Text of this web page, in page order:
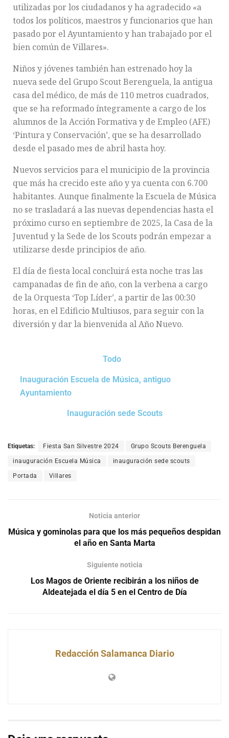
utilizadas por los ciudadanos y ha agradecido «a
todos los políticos, maestros y funcionarios que han
pasado por el Ayuntamiento y han trabajado por el
bien común de Villares».
Niños y jóvenes también han estrenado hoy la
nueva sede del Grupo Scout Berenguela, la antigua
casa del médico, de más de 110 metros cuadrados,
que se ha reformado íntegramente a cargo de los
alumnos de la Acción Formativa y de Empleo (AFE)
‘Pintura y Conservación’, que se ha desarrollado
desde el pasado mes de abril hasta hoy.
Nuevos servicios para el municipio de la provincia
que más ha crecido este año y ya cuenta con 6.700
habitantes. Aunque finalmente la Escuela de Música
no se trasladará a las nuevas dependencias hasta el
próximo curso en septiembre de 2025, la Casa de la
Juventud y la Sede de los Scouts podrán empezar a
utilizarse desde principios de año.
El día de fiesta local concluirá esta noche tras las
campanadas de fin de año, con la verbena a cargo
de la Orquesta ‘Top Líder’, a partir de las 00:30
horas, en el Edificio Multiusos, para seguir con la
diversión y dar la bienvenida al Año Nuevo.
Todo
Inauguración Escuela de Música, antiguo
Ayuntamiento
Inauguración sede Scouts
Etiquetas: Fiesta San Silvestre 2024 Grupo Scouts Berenguela
inauguración Escuela Música inauguración sede scouts
Portada Villares
Noticia anterior
Música y gominolas para que los más pequeños despidan
el año en Santa Marta
Siguiente noticia
Los Magos de Oriente recibirán a los niños de
Aldeatejada el día 5 en el Centro de Día
Redacción Salamanca Diario